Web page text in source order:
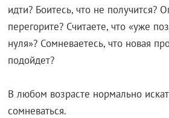
идти? Боитесь, что не получится?
перегорите? Считаете, что «уже
нуля»? Сомневаетесь, что новая
подойдет?
В любом возрасте нормально
сомневаться.